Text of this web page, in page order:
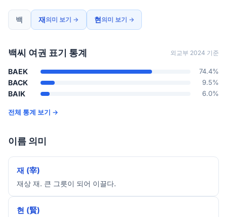
백 재의미 보기 → 현의미 보기 →
백씨 여권 표기 통계 외교부 2024 기준
BAEK 74.4%
BACK 9.5%
BAIK 6.0%
전체 통계 보기 →
이름 의미
재 (宰)
재상 재. 큰 그릇이 되어 이끌다.
현 (賢)